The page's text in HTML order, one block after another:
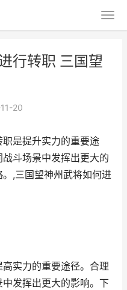
行转职 三国望
20
是提升实力的重要途
斗场景中发挥出更大的
,三国望神州武将如何进
实力的重要途径。合理
中发挥出更大的影响。下